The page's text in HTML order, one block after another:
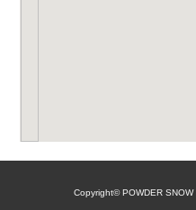
Copyright© POWDER